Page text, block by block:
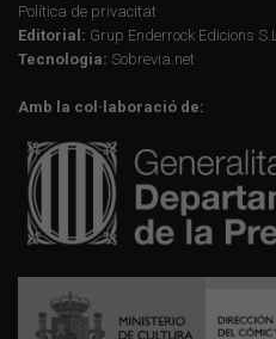
Política de privacitat
Editorial: Grup Enderrock Edicions S.L.
Tecnologia: Sobrevia.net
Amb la col·laboració de: